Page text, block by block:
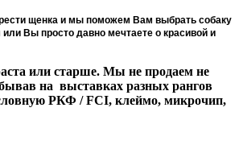
щенка и мы поможем Вам выбрать собаку
Вы просто давно мечтаете о красивой и
или старше. Мы не продаем не
на выставках разных рангов
РКФ / FCI, клеймо, микрочип,